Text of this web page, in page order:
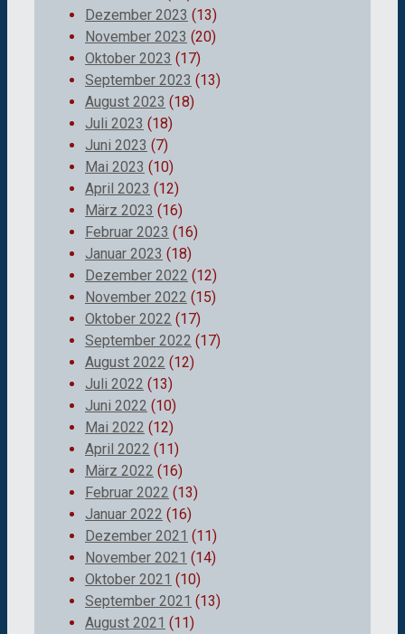
Dezember 2023 (13)
November 2023 (20)
Oktober 2023 (17)
September 2023 (13)
August 2023 (18)
Juli 2023 (18)
Juni 2023 (7)
Mai 2023 (10)
April 2023 (12)
März 2023 (16)
Februar 2023 (16)
Januar 2023 (18)
Dezember 2022 (12)
November 2022 (15)
Oktober 2022 (17)
September 2022 (17)
August 2022 (12)
Juli 2022 (13)
Juni 2022 (10)
Mai 2022 (12)
April 2022 (11)
März 2022 (16)
Februar 2022 (13)
Januar 2022 (16)
Dezember 2021 (11)
November 2021 (14)
Oktober 2021 (10)
September 2021 (13)
August 2021 (11)